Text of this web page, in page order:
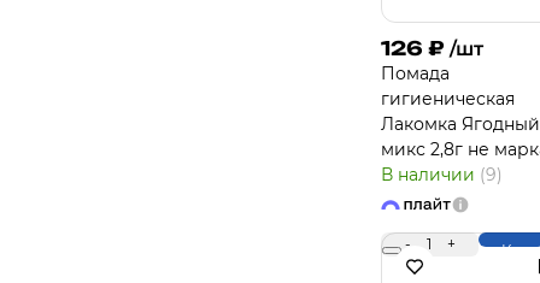
126 ₽ /шт
Помада
гигиеническая
Лакомка Ягодный
микс 2,8г не
В наличии (9)
- 1 +